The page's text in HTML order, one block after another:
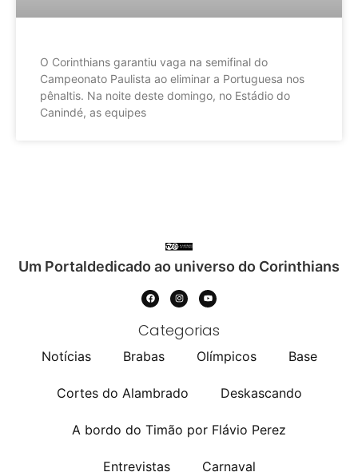
O Corinthians garantiu vaga na semifinal do
Campeonato Paulista ao eliminar a Portuguesa nos
pênaltis. Na noite deste domingo, no Estádio do
Canindé, as equipes
Um Portaldedicado ao universo do Corinthians
Categorias
Notícias Brabas Olímpicos Base
Cortes do Alambrado Deskascando
A bordo do Timão por Flávio Perez
Entrevistas Carnaval